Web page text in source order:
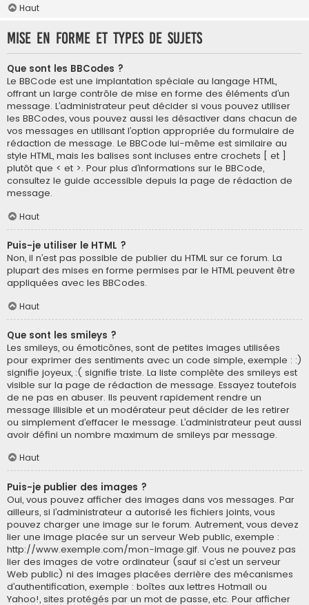
Haut
Mise en forme et types de sujets
Que sont les BBCodes ?
Le BBCode est une implantation spéciale au langage HTML,
offrant un large contrôle de mise en forme des éléments d’un
message. L’administrateur peut décider si vous pouvez utiliser
les BBCodes, vous pouvez aussi les désactiver dans chacun de
vos messages en utilisant l’option appropriée du formulaire de
rédaction de message. Le BBCode lui-même est similaire au
style HTML, mais les balises sont incluses entre crochets [ et ]
plutôt que < et >. Pour plus d’informations sur le BBCode,
consultez le guide accessible depuis la page de rédaction de
message.
Haut
Puis-je utiliser le HTML ?
Non, il n’est pas possible de publier du HTML sur ce forum. La
plupart des mises en forme permises par le HTML peuvent être
appliquées avec les BBCodes.
Haut
Que sont les smileys ?
Les smileys, ou émoticônes, sont de petites images utilisées
pour exprimer des sentiments avec un code simple, exemple : :)
signifie joyeux, :( signifie triste. La liste complète des smileys est
visible sur la page de rédaction de message. Essayez toutefois
de ne pas en abuser. Ils peuvent rapidement rendre un
message illisible et un modérateur peut décider de les retirer
ou simplement d’effacer le message. L’administrateur peut aussi
avoir défini un nombre maximum de smileys par message.
Haut
Puis-je publier des images ?
Oui, vous pouvez afficher des images dans vos messages. Par
ailleurs, si l’administrateur a autorisé les fichiers joints, vous
pouvez charger une image sur le forum. Autrement, vous devez
lier une image placée sur un serveur Web public, exemple :
http://www.exemple.com/mon-image.gif. Vous ne pouvez pas
lier des images de votre ordinateur (sauf si c’est un serveur
Web public) ni des images placées derrière des mécanismes
d’authentification, exemple : boîtes aux lettres Hotmail ou
Yahoo!, sites protégés par un mot de passe, etc. Pour afficher